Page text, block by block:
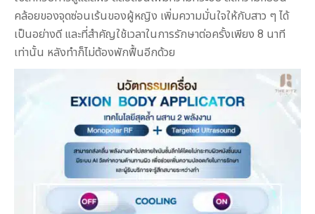
คล้อยของจุดซ่อนเร้นของผู้หญิง เพิ่มความมั่นใจให้กับสาว ๆ ได้
เป็นอย่างดี และที่สำคัญใช้เวลาในการรักษาต่อครั้งเพียง 8 นาที
เท่านั้น หลังทำก็ไม่ต้องพักฟื้นอีกด้วย